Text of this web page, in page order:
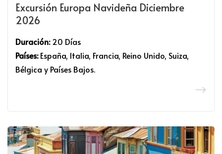
Excursión Europa Navideña Diciembre
2026
Duración:20 Días
Países:España, Italia, Francia, Reino Unido, Suiza,
Bélgica y Países Bajos.